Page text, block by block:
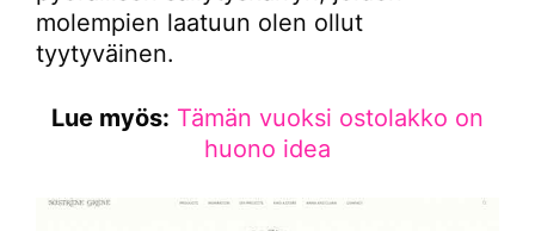
molempien laatuun olen ollut
tyytyväinen.
Lue myös: Tämän vuoksi ostolakko on
huono idea